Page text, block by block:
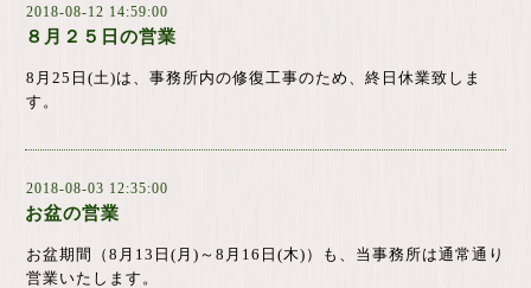
2018-08-12 14:59:00
８月２５日の営業
8月25日(土)は、事務所内の修復工事のため、終日休業致しま
す。
2018-08-03 12:35:00
お盆の営業
お盆期間（8月13日(月)～8月16日(木)）も、当事務所は通常通り
営業いたします。